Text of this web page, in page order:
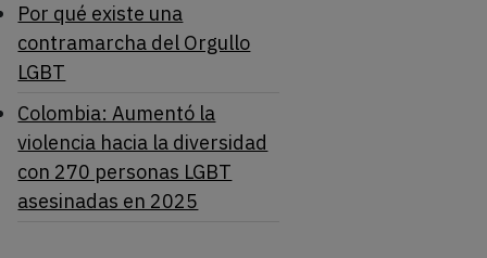
Por qué existe una
contramarcha del Orgullo
LGBT
Colombia: Aumentó la
violencia hacia la diversidad
con 270 personas LGBT
asesinadas en 2025